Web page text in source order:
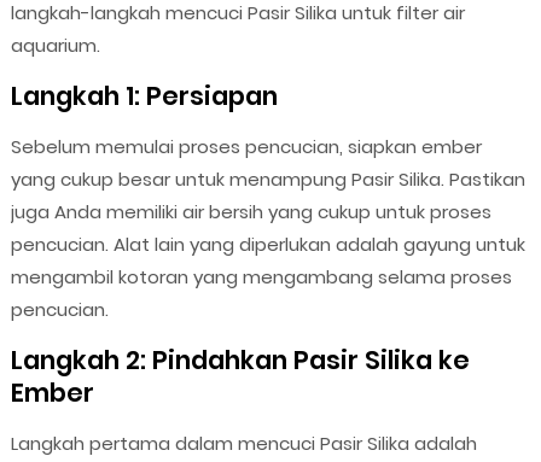
langkah-langkah mencuci Pasir Silika untuk filter air
aquarium.
Langkah 1: Persiapan
Sebelum memulai proses pencucian, siapkan ember
yang cukup besar untuk menampung Pasir Silika. Pastikan
juga Anda memiliki air bersih yang cukup untuk proses
pencucian. Alat lain yang diperlukan adalah gayung untuk
mengambil kotoran yang mengambang selama proses
pencucian.
Langkah 2: Pindahkan Pasir Silika ke
Ember
Langkah pertama dalam mencuci Pasir Silika adalah